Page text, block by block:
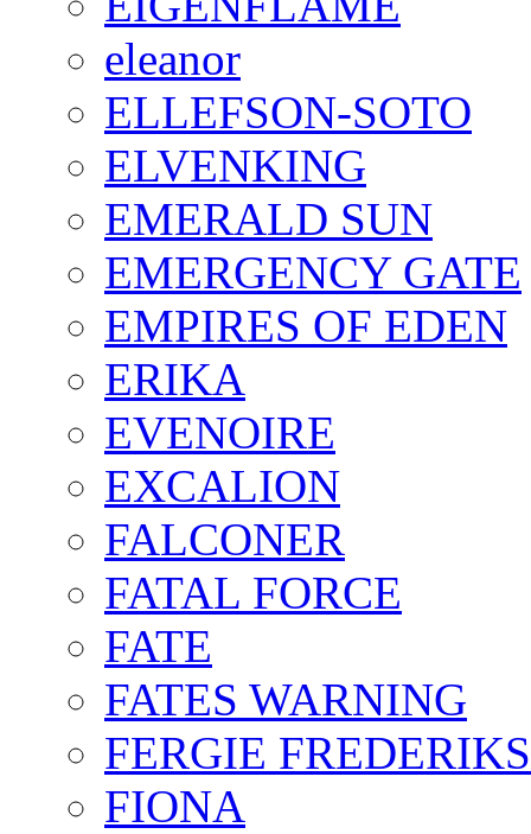
eleanor
ELLEFSON-SOTO
ELVENKING
EMERALD SUN
EMERGENCY GATE
EMPIRES OF EDEN
ERIKA
EVENOIRE
EXCALION
FALCONER
FATAL FORCE
FATE
FATES WARNING
FERGIE
FIONA